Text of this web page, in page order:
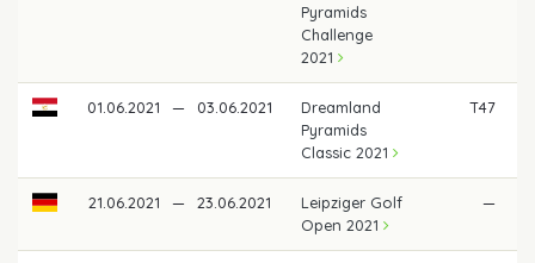
Pyramids
Challenge
2021
01.06.2021 — 03.06.2021
Dreamland
Pyramids
Classic 2021
T47
21.06.2021 — 23.06.2021
Leipziger Golf
Open 2021
—